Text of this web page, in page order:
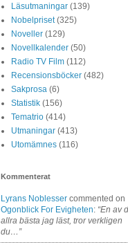
Läsutmaningar (139)
Nobelpriset (325)
Noveller (129)
Novellkalender (50)
Radio TV Film (112)
Recensionsböcker (482)
Sakprosa (6)
Statistik (156)
Tematrio (414)
Utmaningar (413)
Utomämnes (116)
Kommenterat
Lyrans Noblesser commented on
Ogonblick For Evigheten: “En av
allra bästa jag läst, tror verkligen
du…”